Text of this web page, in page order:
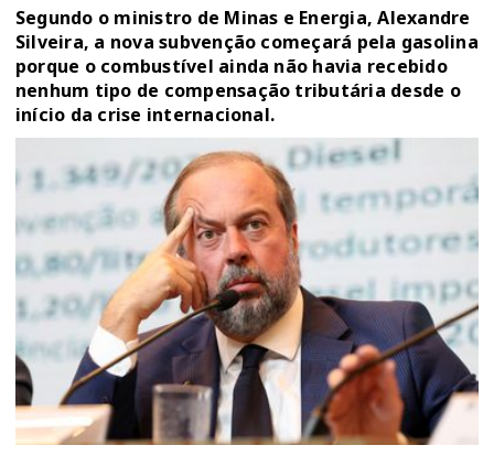
Segundo o ministro de Minas e Energia, Alexandre
Silveira, a nova subvenção começará pela gasolina
porque o combustível ainda não havia recebido
nenhum tipo de compensação tributária desde o
início da crise internacional.